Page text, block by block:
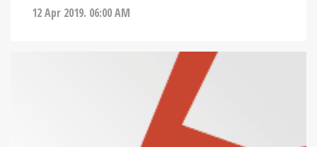
12 Apr 2019. 06:00 AM